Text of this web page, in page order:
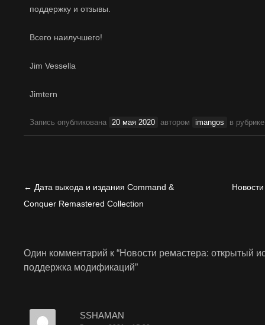
поддержку и отзывы.
Всего наилучшего!
Jim Vessella
Jimtern
Запись опубликована 20 мая 2020 автором imangos в
Навигация
по
← Дата выхода и издания Command &
Conquer Remastered Collection
Один комментарий к “Новости ремастера: открытый
поддержка модификаций”
SSHAMAN